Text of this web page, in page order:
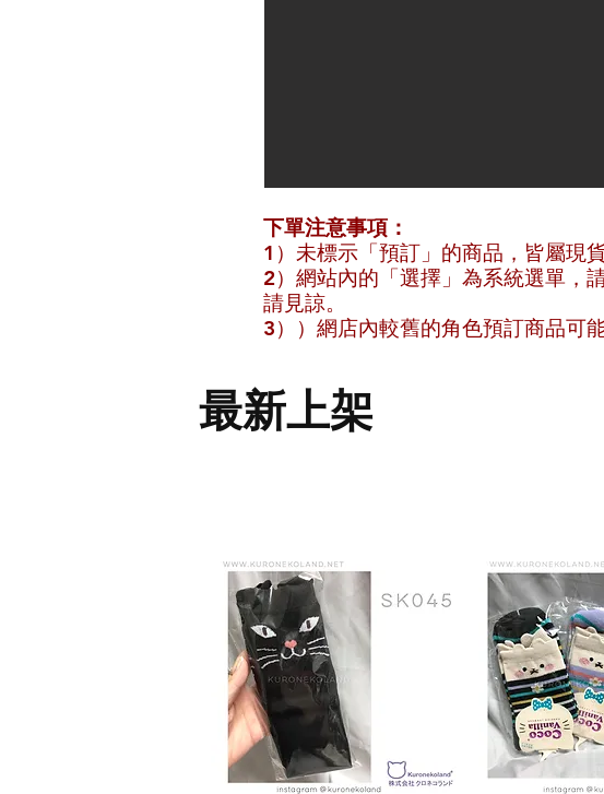
下單注意事項：
1）未標示「預訂」的商品，皆屬現貨
2）網站內的「選擇」為系統選單，
請見諒。
3））網店內較舊的角色預訂商品可
​最新上架